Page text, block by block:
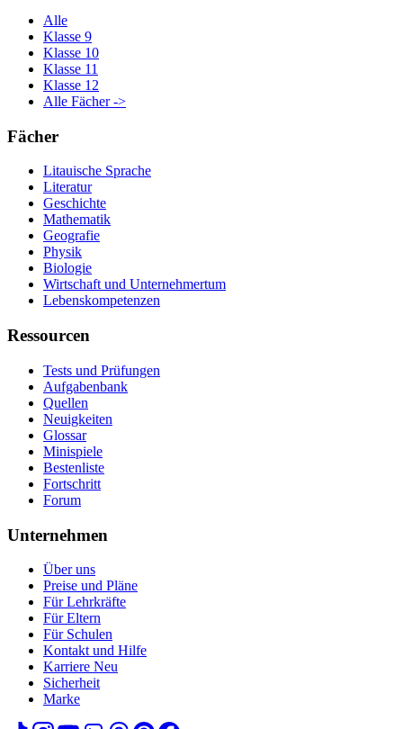
Alle
Klasse 9
Klasse 10
Klasse 11
Klasse 12
Alle Fächer ->
Fächer
Litauische Sprache
Literatur
Geschichte
Mathematik
Geografie
Physik
Biologie
Wirtschaft und Unternehmertum
Lebenskompetenzen
Ressourcen
Tests und Prüfungen
Aufgabenbank
Quellen
Neuigkeiten
Glossar
Minispiele
Bestenliste
Fortschritt
Forum
Unternehmen
Über uns
Preise und Pläne
Für Lehrkräfte
Für Eltern
Für Schulen
Kontakt und Hilfe
Karriere Neu
Sicherheit
Marke